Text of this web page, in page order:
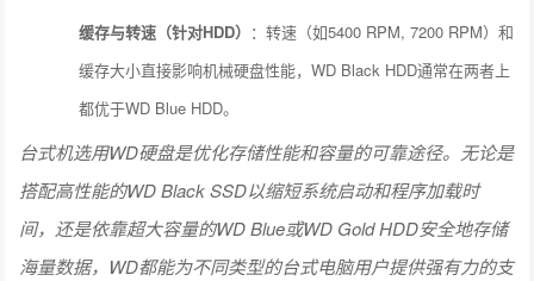
缓存与转速（针对HDD） ：转速（如5400 RPM, 7200 RPM）和
缓存大小直接影响机械硬盘性能，WD Black HDD通常在两者上
都优于WD Blue HDD。
台式机选用WD硬盘是优化存储性能和容量的可靠途径。无论是
搭配高性能的WD Black SSD以缩短系统启动和程序加载时
间，还是依靠超大容量的WD Blue或WD Gold HDD安全地存储
海量数据，WD都能为不同类型的台式电脑用户提供强有力的支